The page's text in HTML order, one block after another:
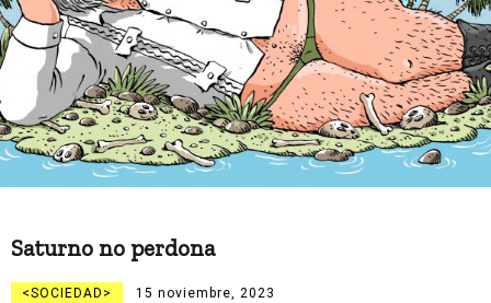
Saturno no perdona
SOCIEDAD 15 noviembre, 2023